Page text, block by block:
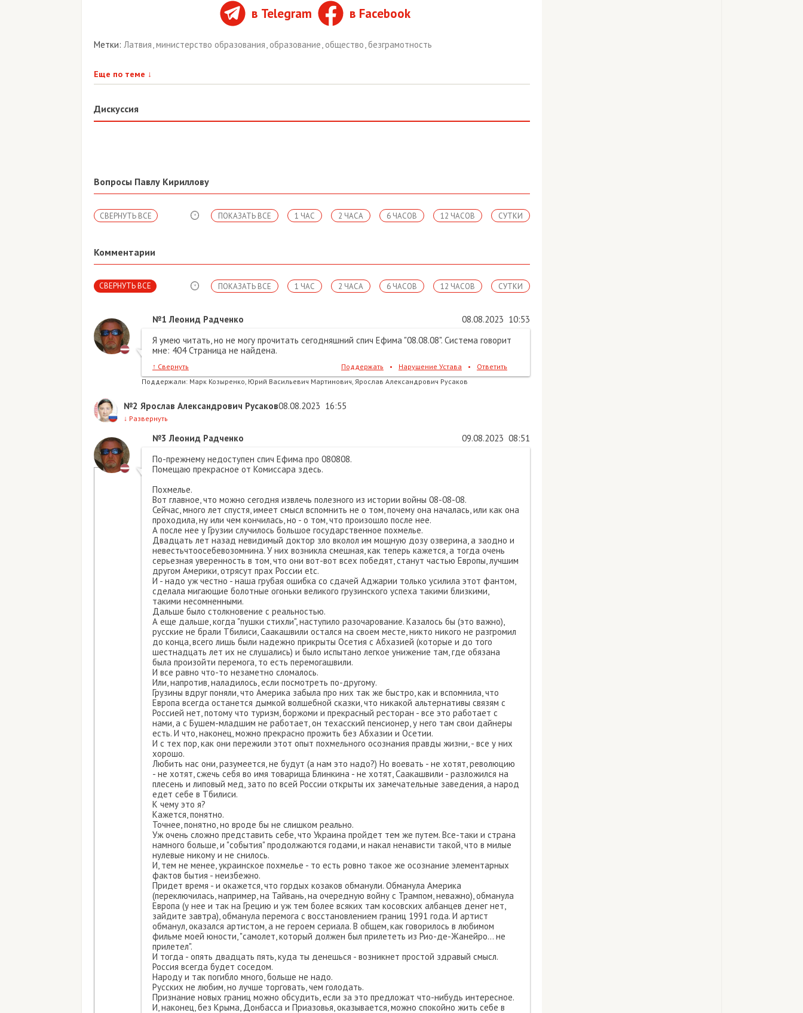
в Telegram в Facebook
Метки: Латвия,министерство образования, образование, общество,безграмотность
Еще по теме ↓
Дискуссия
Вопросы Павлу Кириллову
СВЕРНУТЬ ВСЕ СУТКИ
12 ЧАСОВ
6 ЧАСОВ
2 ЧАСА
1 ЧАС
ПОКАЗАТЬ ВСЕ
Комментарии
СВЕРНУТЬ ВСЕ СУТКИ
12 ЧАСОВ
6 ЧАСОВ
2 ЧАСА
1 ЧАС
ПОКАЗАТЬ ВСЕ
№1 Леонид Радченко 08.08.2023 10:53
Я умею читать, но не могу прочитать сегодняшний спич Ефима "08.08.08". Система говорит
мне: 404 Страница не найдена.
↑ Свернуть Поддержать • Нарушение Устава •
Ответить
Поддержали: Марк Козыренко, Юрий Васильевич Мартинович, Ярослав Александрович Русаков
№2 Ярослав Александрович Русаков08.08.2023 16:55
↓ Развернуть
№3 Леонид Радченко 09.08.2023 08:51
По-прежнему недоступен спич Ефима про 080808.
Помещаю прекрасное от Комиссара здесь.
Похмелье.
Вот главное, что можно сегодня извлечь полезного из истории войны 08-08-08.
Сейчас, много лет спустя, имеет смысл вспомнить не о том, почему она началась, или как она
проходила, ну или чем кончилась, но - о том, что произошло после нее.
А после нее у Грузии случилось большое государственное похмелье.
Двадцать лет назад невидимый доктор зло вколол им мощную дозу озверина, а заодно и
невестьчтоосебевозомнина. У них возникла смешная, как теперь кажется, а тогда очень
серьезная уверенность в том, что они вот-вот всех победят, станут частью Европы, лучшим
другом Америки, отрясут прах России etc.
И - надо уж честно - наша грубая ошибка со сдачей Аджарии только усилила этот фантом,
сделала мигающие болотные огоньки великого грузинского успеха такими близкими,
такими несомненными.
Дальше было столкновение с реальностью.
А еще дальше, когда "пушки стихли", наступило разочарование. Казалось бы (это важно),
русские не брали Тбилиси, Саакашвили остался на своем месте, никто никого не разгромил
до конца, всего лишь были надежно прикрыты Осетия с Абхазией (которые и до того
шестнадцать лет их не слушались) и было испытано легкое унижение там, где обязана
была произойти перемога, то есть перемогашвили.
И все равно что-то незаметно сломалось.
Или, напротив, наладилось, если посмотреть по-другому.
Грузины вдруг поняли, что Америка забыла про них так же быстро, как и вспомнила, что
Европа всегда останется дымкой волшебной сказки, что никакой альтернативы связям с
Россией нет, потому что туризм, боржоми и прекрасный ресторан - все это работает с
нами, а с Бушем-младшим не работает, он техасский пенсионер, у него там свои дайнеры
есть. И что, наконец, можно прекрасно прожить без Абхазии и Осетии.
И с тех пор, как они пережили этот опыт похмельного осознания правды жизни, - все у них
хорошо.
Любить нас они, разумеется, не будут (а нам это надо?) Но воевать - не хотят, революцию
- не хотят, сжечь себя во имя товарища Блинкина - не хотят, Саакашвили - разложился на
плесень и липовый мед, зато по всей России открыты их замечательные заведения, а народ
едет себе в Тбилиси.
К чему это я?
Кажется, понятно.
Точнее, понятно, но вроде бы не слишком реально.
Уж очень сложно представить себе, что Украина пройдет тем же путем. Все-таки и страна
намного больше, и "события" продолжаются годами, и накал ненависти такой, что в милые
нулевые никому и не снилось.
И, тем не менее, украинское похмелье - то есть ровно такое же осознание элементарных
фактов бытия - неизбежно.
Придет время - и окажется, что гордых козаков обманули. Обманула Америка
(переключилась, например, на Тайвань, на очередную войну с Трампом, неважно), обманула
Европа (у нее и так на Грецию и уж тем более всяких там косовских албанцев денег нет,
зайдите завтра), обманула перемога с восстановлением границ 1991 года. И артист
обманул, оказался артистом, а не героем сериала. В общем, как говорилось в любимом
фильме моей юности, "самолет, который должен был прилететь из Рио-де-Жанейро... не
прилетел".
И тогда - опять двадцать пять, куда ты денешься - возникнет простой здравый смысл.
Россия всегда будет соседом.
Народу и так погибло много, больше не надо.
Русских не любим, но лучше торговать, чем голодать.
Признание новых границ можно обсудить, если за это предложат что-нибудь интересное.
И, наконец, без Крыма, Донбасса и Приазовья, оказывается, можно спокойно жить себе в